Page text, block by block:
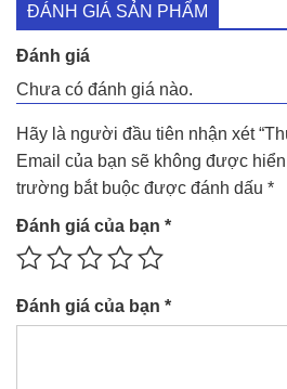
ĐÁNH GIÁ SẢN PHẨM
Đánh giá
Chưa có đánh giá nào.
Hãy là người đầu tiên nhận xét
Email của bạn sẽ không được
trường bắt buộc được đánh dấu *
Đánh giá của bạn *
Đánh giá của bạn *